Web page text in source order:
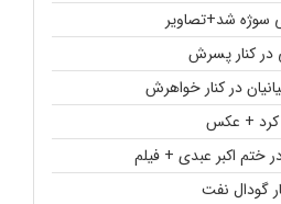
شد+تصاویر
در کنار پسرش
در کنار خواهرش
کرد + عکس
ختم اکبر عبدی + فیلم
گودال نفت